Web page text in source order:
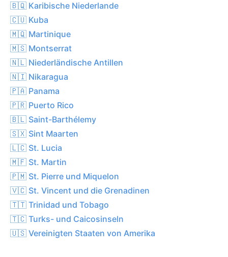
🇧🇶 Karibische Niederlande
🇨🇺 Kuba
🇲🇶 Martinique
🇲🇸 Montserrat
🇳🇱 Niederländische Antillen
🇳🇮 Nikaragua
🇵🇦 Panama
🇵🇷 Puerto Rico
🇧🇱 Saint-Barthélemy
🇸🇽 Sint Maarten
🇱🇨 St. Lucia
🇲🇫 St. Martin
🇵🇲 St. Pierre und Miquelon
🇻🇨 St. Vincent und die Grenadinen
🇹🇹 Trinidad und Tobago
🇹🇨 Turks- und Caicosinseln
🇺🇸 Vereinigten Staaten von Amerika